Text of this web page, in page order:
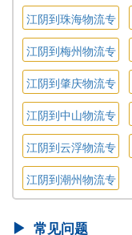
线
江阴到珠海物流专
线
江阴到梅州物流专
线
江阴到肇庆物流专
线
江阴到中山物流专
线
江阴到云浮物流专
线
江阴到潮州物流专
线
常见问题